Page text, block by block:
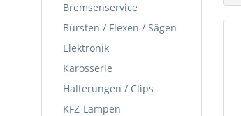
Bremsenservice
Bürsten / Flexen / Sägen
Elektronik
Karosserie
Halterungen / Clips
KFZ-Lampen